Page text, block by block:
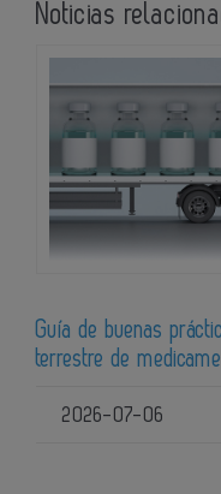
Noticias
Guía de buenas
terrestre de
2026-07-06